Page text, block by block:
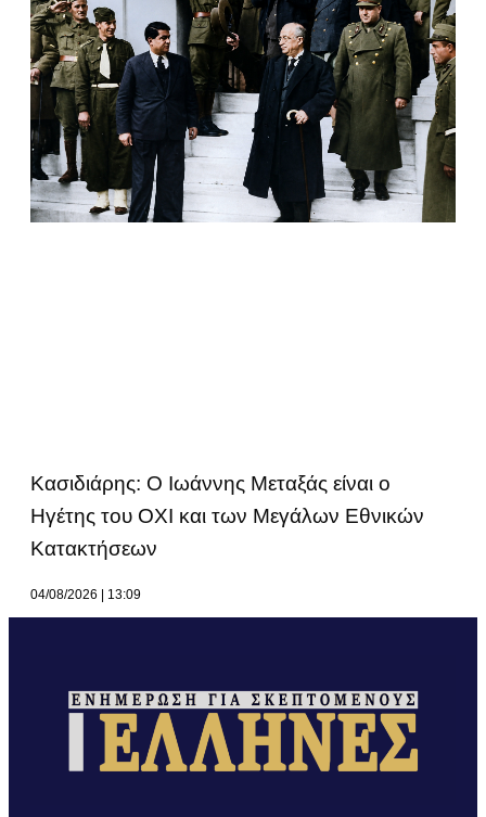
Κασιδιάρης: Ο Ιωάννης Μεταξάς είναι ο
Ηγέτης του ΟΧΙ και των Μεγάλων Εθνικών
Κατακτήσεων
04/08/2026 13:09